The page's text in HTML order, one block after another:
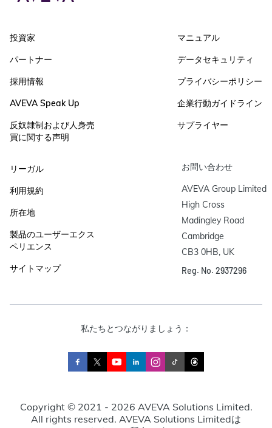
投資家
パートナー
採用情報
AVEVA Speak Up
反奴隷制および人身売
買に関する声明
マニュアル
データセキュリティ
プライバシーポリシー
企業行動ガイドライン
サプライヤー
リーガル
利用規約
所在地
製品のユーザーエクス
ペリエンス
サイトマップ
お問い合わせ
AVEVA Group Limited
High Cross
Madingley Road
Cambridge
CB3 0HB, UK
Reg. No. 2937296
私たちとつながりましょう：
Copyright © 2021 - 2026 AVEVA Solutions Limited.
All rights reserved. AVEVA Solutions Limitedは